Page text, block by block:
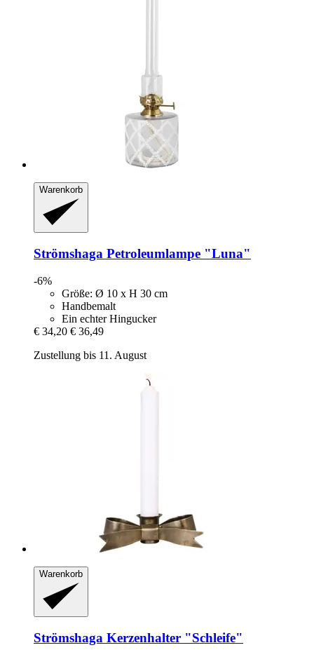
Warenkorb
Strömshaga Petroleumlampe "Luna"
-6%
Größe: Ø 10 x H 30 cm
Handbemalt
Ein echter Hingucker
€ 34,20 € 36,49
Zustellung bis 11. August
Warenkorb
Strömshaga Kerzenhalter "Schleife"